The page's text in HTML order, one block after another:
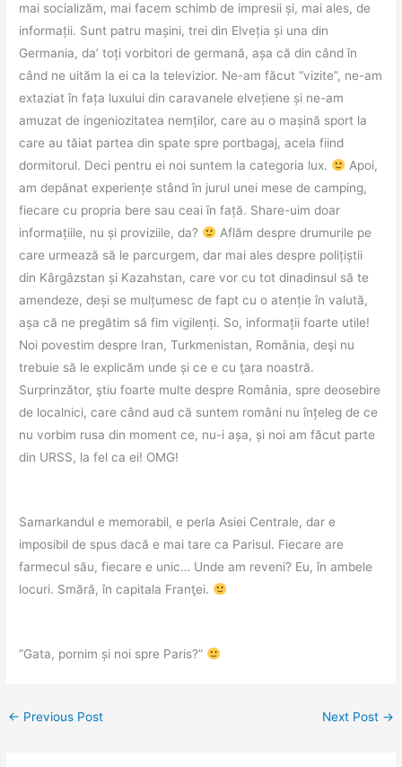
mai socializăm, mai facem schimb de impresii și, mai ales, de
informații. Sunt patru mașini, trei din Elveția și una din
Germania, da’ toți vorbitori de germană, așa că din când în
când ne uităm la ei ca la televizior. Ne-am făcut “vizite”, ne-am
extaziat în fața luxului din caravanele elvețiene și ne-am
amuzat de ingeniozitatea nemților, care au o mașină sport la
care au tăiat partea din spate spre portbagaj, acela fiind
dormitorul. Deci pentru ei noi suntem la categoria lux.
Apoi,
am depănat experiențe stând în jurul unei mese de camping,
fiecare cu propria bere sau ceai în față. Share-uim doar
informațiile, nu și proviziile, da?
Aflăm despre drumurile pe
care urmează să le parcurgem, dar mai ales despre polițiștii
din Kârgâzstan și Kazahstan, care vor cu tot dinadinsul să te
amendeze, deși se mulțumesc de fapt cu o atenție în valută,
așa că ne pregătim să fim vigilenți. So, informații foarte utile!
Noi povestim despre Iran, Turkmenistan, România, deşi nu
trebuie să le explicăm unde și ce e cu ţara noastră.
Surprinzător, ştiu foarte multe despre România, spre deosebire
de localnici, care când aud că suntem români nu înțeleg de ce
nu vorbim rusa din moment ce, nu-i așa, și noi am făcut parte
din URSS, la fel ca ei! OMG!
Samarkandul e memorabil, e perla Asiei Centrale, dar e
imposibil de spus dacă e mai tare ca Parisul. Fiecare are
farmecul său, fiecare e unic… Unde am reveni? Eu, în ambele
locuri. Smără, în capitala Franţei.
”Gata, pornim și noi spre Paris?”
← Previous Post Next Post →